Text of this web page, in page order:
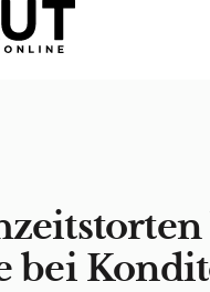
bestellen: Die
bei